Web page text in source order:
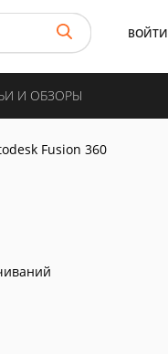
ВОЙТИ
И ОБЗОРЫ
Fusion 360